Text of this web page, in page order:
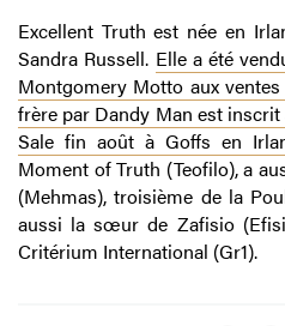
Excellent Truth est née en
Sandra Russell. Elle a été
Montgomery Motto aux
frère par Dandy Man est
Sale fin août à Goffs en
Moment of Truth (Teofilo), a
(Mehmas), troisième de la
aussi la sœur de Zafisio
Critérium International (Gr1).